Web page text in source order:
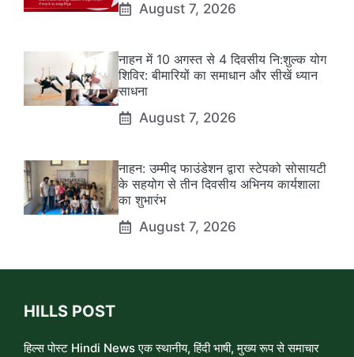
August 7, 2026
नाहन में 10 अगस्त से 4 दिवसीय नि:शुल्क योग
शिविर: बीमारियों का समाधान और सीखें ध्यान
साधना
August 7, 2026
नाहन: उम्मीद फाउंडेशन द्वारा स्टेपको सोसायटी
के सहयोग से तीन दिवसीय अभिनय कार्यशाला
का शुभारंभ
August 7, 2026
HILLS POST
हिल्स पोस्ट Hindi News एक स्थानीय, हिंदी भाषी, मुख्य रूप से समाचार